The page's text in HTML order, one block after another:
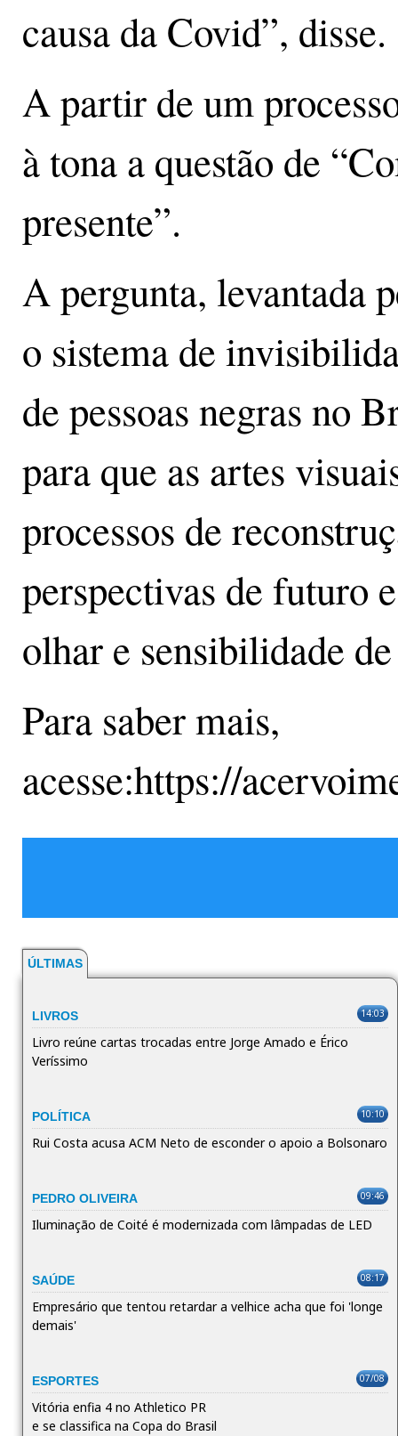
causa da Covid”,
A partir de um
à tona a questão de
presente”.
A pergunta, levantada
o sistema de
de pessoas negras no
para que as artes
processos de
perspectivas de futuro
olhar e sensibilidade
Para saber mais,
acesse:https://
ÚLTIMAS
LIVROS 14:03
Livro reúne cartas trocadas entre Jorge Amado e Érico
Veríssimo
POLÍTICA 10:10
Rui Costa acusa ACM Neto de esconder o apoio a Bolsonaro
PEDRO OLIVEIRA 09:46
Iluminação de Coité é modernizada com lâmpadas de LED
SAÚDE 08:17
Empresário que tentou retardar a velhice acha que foi 'longe
demais'
ESPORTES 07/08
Vitória enfia 4 no Athletico PR
e se classifica na Copa do Brasil